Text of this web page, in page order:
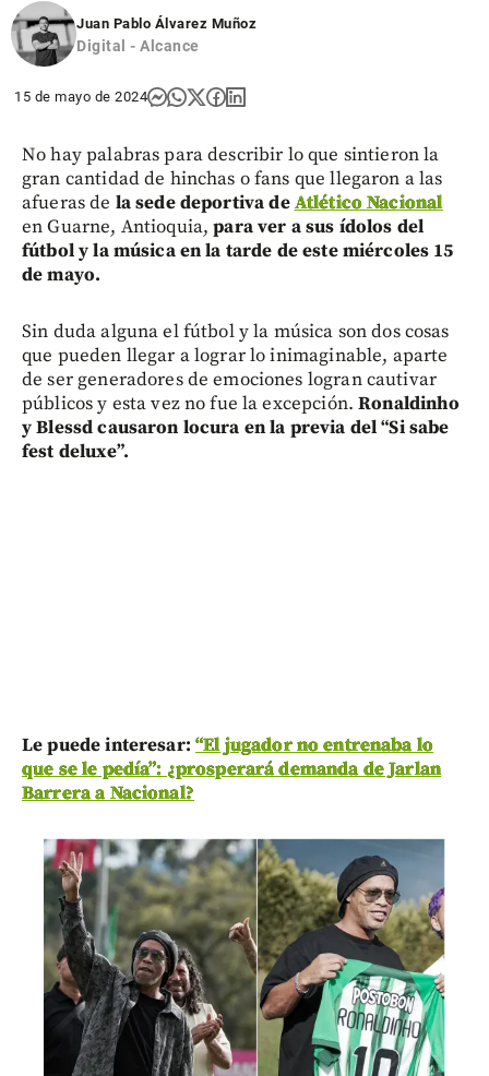
Juan Pablo Álvarez Muñoz
Digital - Alcance
15 de mayo de 2024
No hay palabras para describir lo que sintieron la
gran cantidad de hinchas o fans que llegaron a las
afueras de la sede deportiva deAtlético Nacional
en Guarne, Antioquia,para ver a sus ídolos del
fútbol y la música en la tarde de este miércoles 15
de mayo.
Sin duda alguna el fútbol y la música son dos cosas
que pueden llegar a lograr lo inimaginable, aparte
de ser generadores de emociones logran cautivar
públicos y esta vez no fue la excepción.Ronaldinho
y Blessd causaron locura en la previa del “Si sabe
fest deluxe”.
Le puede interesar: “El jugador no entrenaba lo
que se le pedía”: ¿prosperará demanda de Jarlan
Barrera a Nacional?